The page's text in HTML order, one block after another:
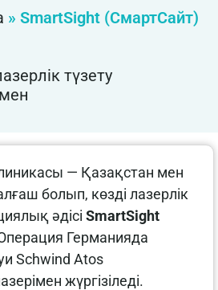
» SmartSight (СмартСайт)
түзету
— Қазақстан мен
болып, көзді лазерлік
әдісі SmartSight
Германияда
Schwind Atos
жүргізіледі.